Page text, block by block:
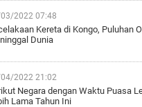
2022 07:48
Kereta di Kongo, Puluhan
Dunia
2022 21:02
Negara dengan Waktu Puasa
Lama Tahun Ini